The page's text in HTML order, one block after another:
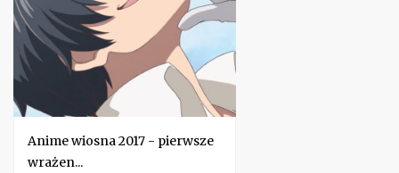
Anime wiosna 2017 - pierwsze
wrażen...